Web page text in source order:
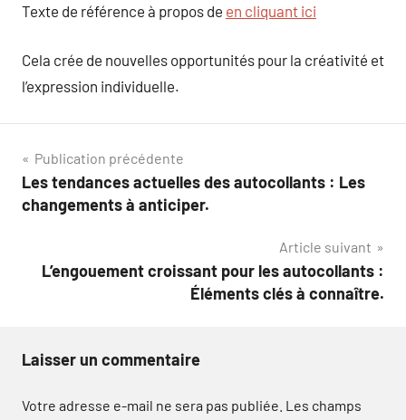
Texte de référence à propos de en cliquant ici
Cela crée de nouvelles opportunités pour la créativité et
l’expression individuelle.
Navigation
de
Publication précédente
Les tendances actuelles des autocollants : Les
changements à anticiper.
Article suivant
L’engouement croissant pour les autocollants :
Éléments clés à connaître.
Laisser un commentaire
Votre adresse e-mail ne sera pas publiée. Les champs